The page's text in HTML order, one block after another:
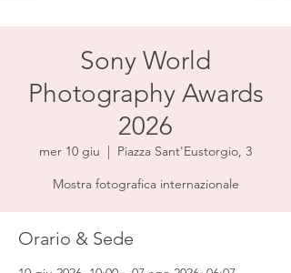
Sony World
Photography Awards
2026
mer 10 giu
  |
Piazza Sant'Eustorgio, 3
Mostra fotografica internazionale
Orario & Sede